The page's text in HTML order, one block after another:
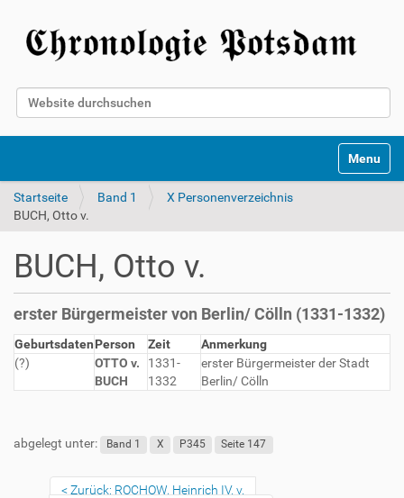
Website durchsuchen
Toggle
Startseite Band 1
X Personenverzeichnis
BUCH, Otto v.
BUCH, Otto v.
erster Bürgermeister von Berlin/ Cölln (1331-1332)
GeburtsdatenPerson Zeit
Anmerkung
(?)
OTTO v.
BUCH
1331-
1332
erster Bürgermeister der Stadt
Berlin/ Cölln
abgelegt unter: Band 1 X P345 Seite 147
Zurück: ROCHOW, Heinrich IV. v.